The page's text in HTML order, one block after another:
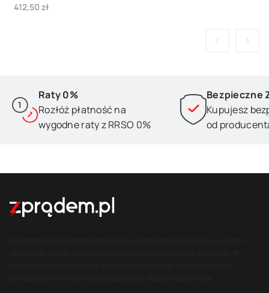
Cena
412,50 zł
Raty 0%
Rozłóż płatność na
wygodne raty z RRSO 0%
Bezpieczne
Kupujesz
od